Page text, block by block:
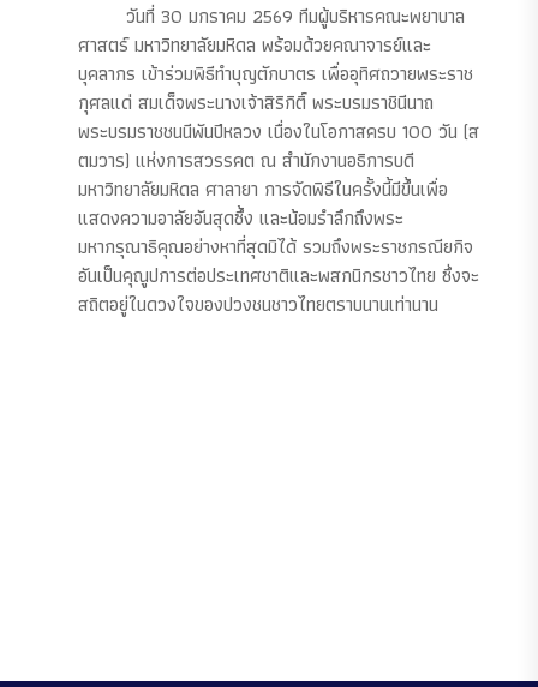
วันที่ 30 มกราคม 2569 ทีมผู้บริหารคณะพยาบาล
ศาสตร์ มหาวิทยาลัยมหิดล พร้อมด้วยคณาจารย์และ
บุคลากร เข้าร่วมพิธีทำบุญตักบาตร เพื่ออุทิศถวายพระราช
กุศลแด่ สมเด็จพระนางเจ้าสิริกิติ์ พระบรมราชินีนาถ
พระบรมราชชนนีพันปีหลวง เนื่องในโอกาสครบ 100 วัน (ส
ตมวาร) แห่งการสวรรคต ณ สำนักงานอธิการบดี
มหาวิทยาลัยมหิดล ศาลายา การจัดพิธีในครั้งนี้มีขึ้นเพื่อ
แสดงความอาลัยอันสุดซึ้ง และน้อมรำลึกถึงพระ
มหากรุณาธิคุณอย่างหาที่สุดมิได้ รวมถึงพระราชกรณียกิจ
อันเป็นคุณูปการต่อประเทศชาติและพสกนิกรชาวไทย ซึ่งจะ
สถิตอยู่ในดวงใจของปวงชนชาวไทยตราบนานเท่านาน